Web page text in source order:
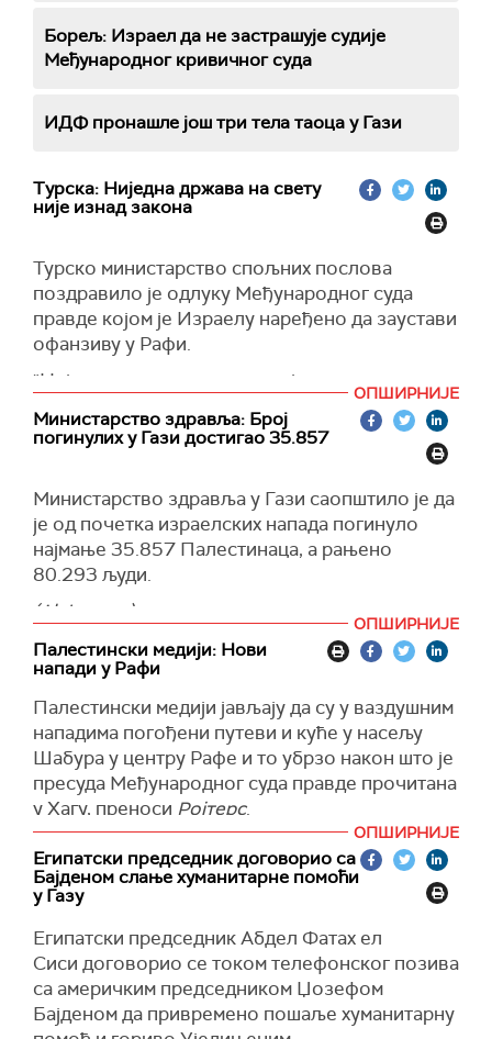
Борељ: Израел да не застрашује судије
Међународног кривичног суда
ИДФ пронашле још три тела таоца у Гази
Турскa: Ниједна држава на свету
није изнад закона
Турско министарство спољних послова
поздравило је одлуку Међународног суда
правде којом је Израелу наређено да заустави
офанзиву у Рафи.
"Ниједна држава на свету није изнад закона.
Очекујемо да Израел брзо спроведе све
одлуке које је донео суд. Да бисмо то
осигурали, позивамо Савет безбедности УН
(Al Jazeera)
ОПШИРНИЈЕ
Министарство здравља: Број
погинулих у Гази достигао 35.857
Министарство здравља у Гази саопштило је да
је од почетка израелских напада погинуло
најмање 35.857 Палестинаца, а рањено
80.293 људи.
(Al Jazeera)
ОПШИРНИЈЕ
Палестински медији: Нови
напади у Рафи
Палестински медији јављају да су у ваздушним
нападима погођени путеви и куће у насељу
Шабура у центру Рафе и то убрзо након што је
пресуда Међународног суда правде прочитана
у Хагу, преноси Ројтерс.
Израелске одбрамбене снаге (ИДФ) раније
данас су саопштиле да су извеле ваздушне
нападе широм Појаса Газе.
Позивајући се на локално становништво и
медицинско особље у Рафи,Ројтерспреноси
да су израелски ратни авиони бомбардовали
неколико мета.
ОПШИРНИЈЕ
Египатски председник договорио са
Бајденом слање хуманитарне помоћи
у Газу
Египатски председник Абдел Фатах ел
Сиси договорио се током телефонског позива
са америчким председником Џозефом
Бајденом да привремено пошаље хуманитарну